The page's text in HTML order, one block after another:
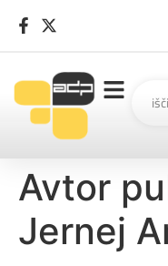
Avtor
Jernej